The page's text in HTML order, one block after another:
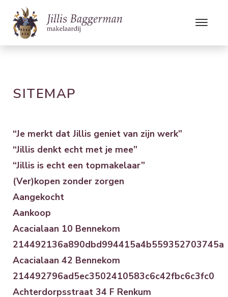
SITEMAP
“Je merkt dat Jillis geniet van zijn werk”
“Jillis denkt echt met je mee”
“Jillis is echt een topmakelaar”
(Ver)kopen zonder zorgen
Aangekocht
Aankoop
Acacialaan 10 Bennekom
214492136a890dbd994415a4b559352703745a
Acacialaan 42 Bennekom
214492796ad5ec3502410583c6c42fbc6c3fc0
Achterdorpsstraat 34 F Renkum